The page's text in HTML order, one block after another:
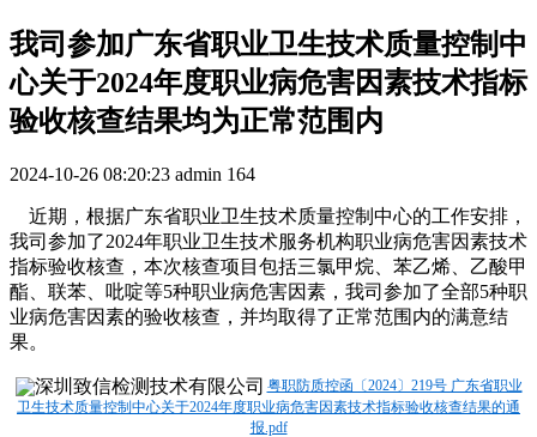
我司参加广东省职业卫生技术质量控制中
心关于2024年度职业病危害因素技术指标
验收核查结果均为正常范围内
2024-10-26 08:20:23 admin 164
近期，根据广东省职业卫生技术质量控制中心的工作安排，
我司参加了2024年职业卫生技术服务机构职业病危害因素技术
指标验收核查，本次核查项目包括三氯甲烷、苯乙烯、乙酸甲
酯、联苯、吡啶等5种职业病危害因素，我司参加了全部5种职
业病危害因素的验收核查，并均取得了正常范围内的满意结
果。
粤职防质控函〔2024〕219号 广东省职业
卫生技术质量控制中心关于2024年度职业病危害因素技术指标验收核查结果的通
报.pdf